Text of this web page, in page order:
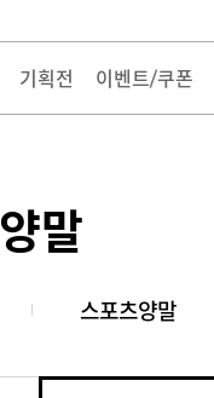
기획전 이벤트/쿠폰
양말
스포츠양말